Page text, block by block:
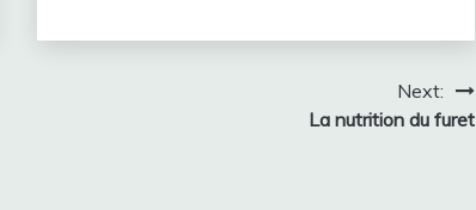
Next:
La nutrition du furet